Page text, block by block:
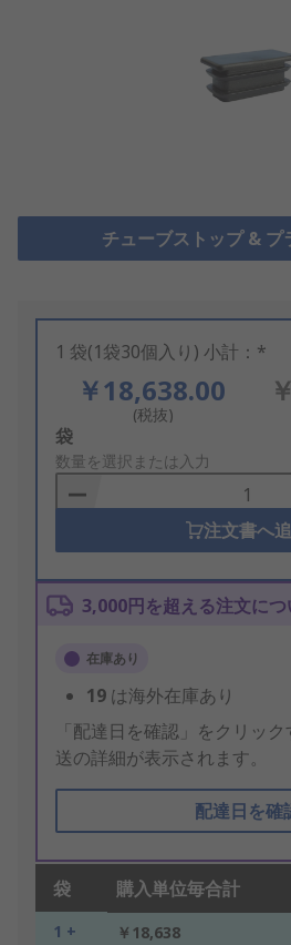
チューブストップ & プ
1 袋(1袋30個入り) 小計：*
￥18,638.00
(税抜)
Add
to
Basket
袋
数量を選択または入力
注文書へ
3,000円を超える注文に
在庫あり
19 は海外在庫あり
「配達日を確認」をクリッ
送の詳細が表示されます。
配達日を確
袋 購入単位毎合計
1 + ￥18,638